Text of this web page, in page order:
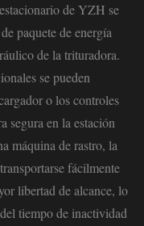
de YZH se
paquete de energía
de la trituradora.
se pueden
o los controles
segura en la estación
máquina de rastro, la
fácilmente
libertad de alcance, lo
tiempo de inactividad